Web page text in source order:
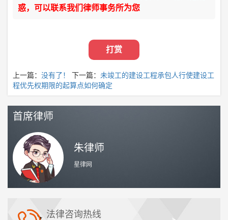
惑，可以联系我们律师事务所为您
打赏
上一篇： 没有了！ 下一篇： 未竣工的建设工程承包人行使建设工
程优先权期限的起算点如何确定
首席律师
朱律师
星律网
法律咨询热线